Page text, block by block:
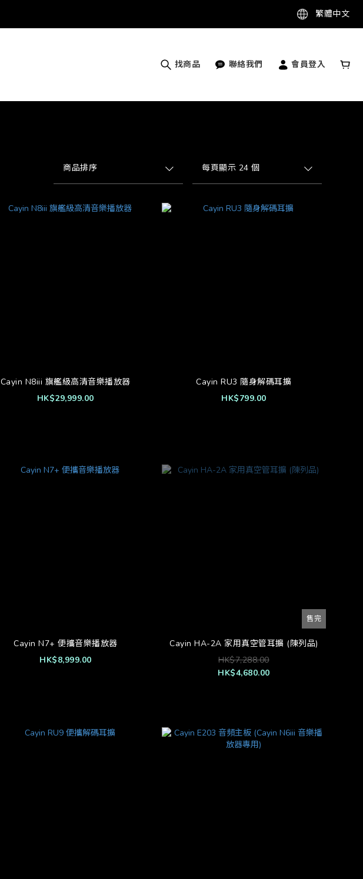
繁體中文
找商品 聯絡我們 會員登入
商品排序 每頁顯示 24 個
Cayin N8iii 旗艦級高清音樂播放器
HK$29,999.00
Cayin RU3 隨身解碼耳擴
HK$799.00
Cayin N7+ 便攜音樂播放器
HK$8,999.00
售完
Cayin HA-2A 家用真空管耳擴 (陳列品)
HK$7,288.00
HK$4,680.00